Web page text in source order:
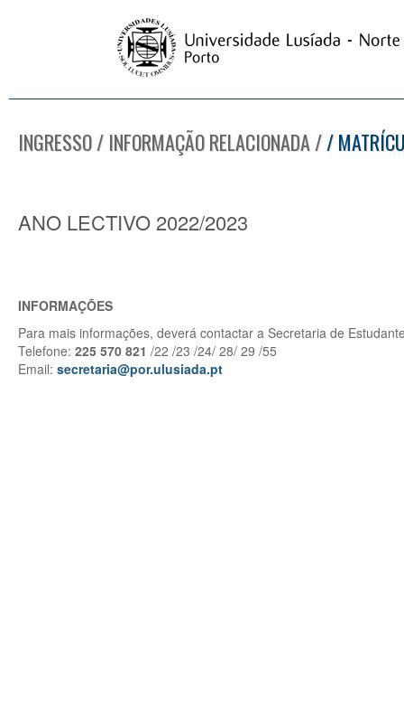
INGRESSO / INFORMAÇÃO RELACIONADA //
ANO LECTIVO 2022/2023
INFORMAÇÕES
Para mais informações, deverá contactar a Secretaria de
Telefone: 225 570 821 /22 /23 /24/ 28/ 29 /55
Email: secretaria@por.ulusiada.pt